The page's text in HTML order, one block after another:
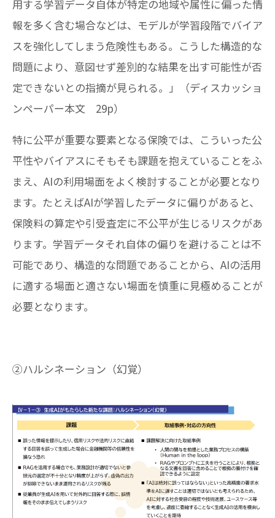
用する学習データ自体が特定の地域や属性に偏った情
報を多く含む場合などは、モデルが学習段階でバイア
スを強化してしまう危険性もある。こうした構造的な
問題により、意図せず差別的な結果を出す可能性が否
定できないとの指摘が見られる。」（ディスカッショ
ンペーパー本文 29p）
特に公平が重要な要素となる保険では、こういった公
平性やバイアスにそもそも課題を抱えていることをふ
まえ、AIの利用場面をよく検討することが必要となり
ます。たとえばAIが学習したデータに偏りがあると、
保険料の算定や引受査定に不公平が生じるリスクがあ
ります。学習データそれ自体の偏りを避けることは不
可能であり、構造的な問題であることから、AIの活用
に適する場面と適さない場面を慎重に見極めることが
必要となります。
②ハルシネーション（幻覚）